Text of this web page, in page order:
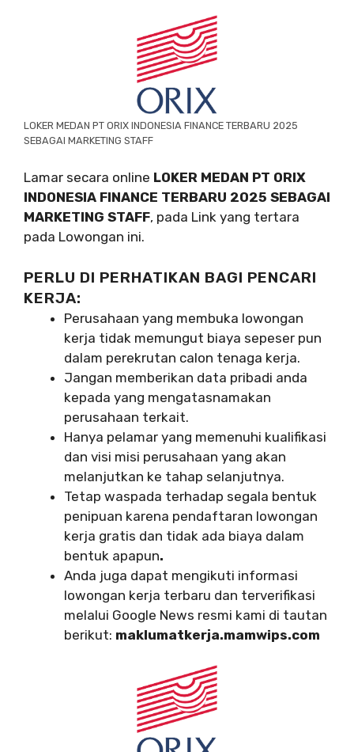
LOKER MEDAN PT ORIX INDONESIA FINANCE TERBARU 2025
SEBAGAI MARKETING STAFF
Lamar secara online LOKER MEDAN PT ORIX
INDONESIA FINANCE TERBARU 2025 SEBAGAI
MARKETING STAFF, pada Link yang tertara
pada Lowongan ini.
PERLU DI PERHATIKAN BAGI PENCARI
KERJA:
Perusahaan yang membuka lowongan
kerja tidak memungut biaya sepeser pun
dalam perekrutan calon tenaga kerja.
Jangan memberikan data pribadi anda
kepada yang mengatasnamakan
perusahaan terkait.
Hanya pelamar yang memenuhi kualifikasi
dan visi misi perusahaan yang akan
melanjutkan ke tahap selanjutnya.
Tetap waspada terhadap segala bentuk
penipuan karena pendaftaran lowongan
kerja gratis dan tidak ada biaya dalam
bentuk apapun.
Anda juga dapat mengikuti informasi
lowongan kerja terbaru dan terverifikasi
melalui Google News resmi kami di tautan
berikut: maklumatkerja.mamwips.com